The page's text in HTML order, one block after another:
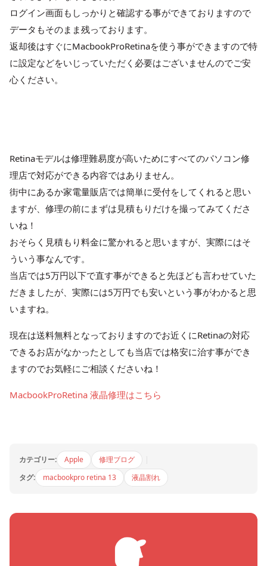
ログイン画面もしっかりと確認する事ができておりますので
データもそのまま残っております。
返却後はすぐにMacbookProRetinaを使う事ができますので特
に設定などをいじっていただく必要はございませんのでご安
心ください。
Retinaモデルは修理難易度が高いためにすべてのパソコン修
理店で対応ができる内容ではありません。
街中にあるか家電量販店では簡単に受付をしてくれると思い
ますが、修理の前にまずは見積もりだけを撮ってみてくださ
いね！
おそらく見積もり料金に驚かれると思いますが、実際にはそ
ういう事なんです。
当店では5万円以下で直す事ができると先ほども言わせていた
だきましたが、実際には5万円でも安いという事がわかると思
いますね。
現在は送料無料となっておりますのでお近くにRetinaの対応
できるお店がなかったとしても当店では格安に治す事ができ
ますのでお気軽にご相談くださいね！
MacbookProRetina 液晶修理はこちら
カテゴリー: Apple 修理ブログ
タグ:
macbookpro retina 13 液晶割れ